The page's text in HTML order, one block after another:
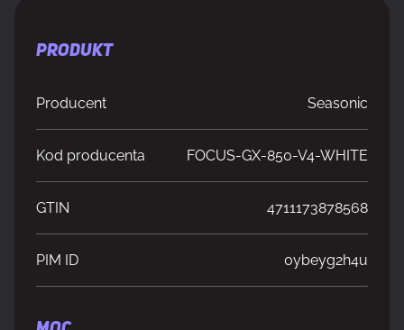
PRODUKT
Producent Seasonic
Kod producenta FOCUS-GX-850-V4-WHITE
GTIN 4711173878568
PIM ID 0ybeyg2h4u